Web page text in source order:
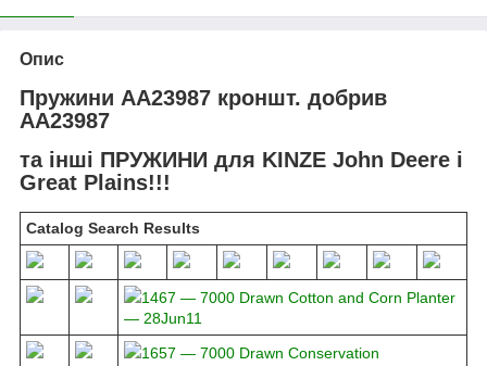
Опис
Пружини AA23987 кроншт. добрив
АА23987
та інші ПРУЖИНИ для KINZE John Deere і
Great Plains!!!
Catalog Search Results
1467 ― 7000 Drawn Cotton and Corn Planter
― 28Jun11
1657 ― 7000 Drawn Conservation